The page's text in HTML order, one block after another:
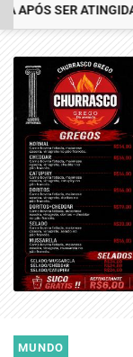
SER ATINGIDA
MUNDO